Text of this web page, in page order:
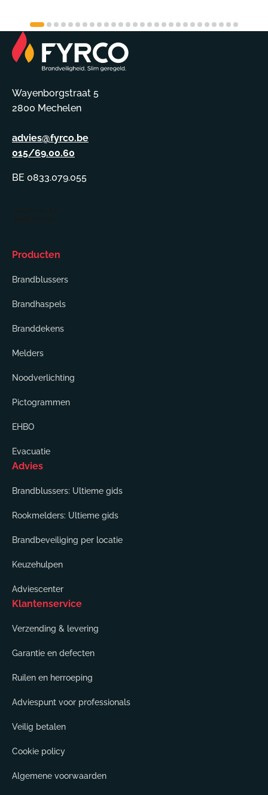
Wayenborgstraat 5
2800 Mechelen
advies@fyrco.be
015/69.00.60
BE 0833.079.055
Producten
Brandblussers
Brandhaspels
Branddekens
Melders
Noodverlichting
Pictogrammen
EHBO
Evacuatie
Advies
Brandblussers: Ultieme gids
Rookmelders: Ultieme gids
Brandbeveiliging per locatie
Keuzehulpen
Adviescenter
Klantenservice
Verzending & levering
Garantie en defecten
Ruilen en herroeping
Adviespunt voor professionals
Veilig betalen
Cookie policy
Algemene voorwaarden